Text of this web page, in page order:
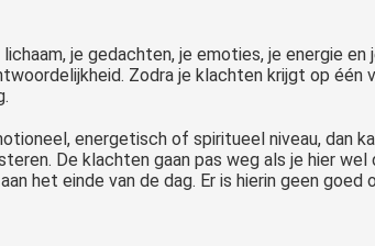
je gedachten, je emoties, je energie en
Zodra je klachten krijgt op één
energetisch of spiritueel niveau, dan
De klachten gaan pas weg als je hier wel
het einde van de dag. Er is hierin geen goed